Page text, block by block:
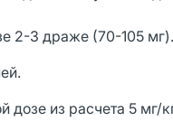
2-3 драже (70-105 мг).
дозе из расчета 5